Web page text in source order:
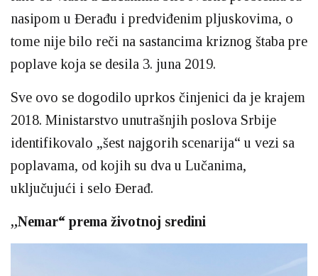
nasipom u Đerađu i predviđenim pljuskovima, o
tome nije bilo reči na sastancima kriznog štaba pre
poplave koja se desila 3. juna 2019.
Sve ovo se dogodilo uprkos činjenici da je krajem
2018. Ministarstvo unutrašnjih poslova Srbije
identifikovalo „šest najgorih scenarija“ u vezi sa
poplavama, od kojih su dva u Lučanima,
uključujući i selo Đerađ.
„Nemar“ prema životnoj sredini